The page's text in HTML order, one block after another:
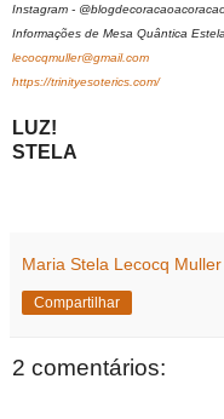
Instagram -
Informações de Mesa Quântica
lecocqmuller@gmail.com
https://trinityesoterics.com/
LUZ!
STELA
Maria Stela Lecocq Muller
Compartilhar
2 comentários: